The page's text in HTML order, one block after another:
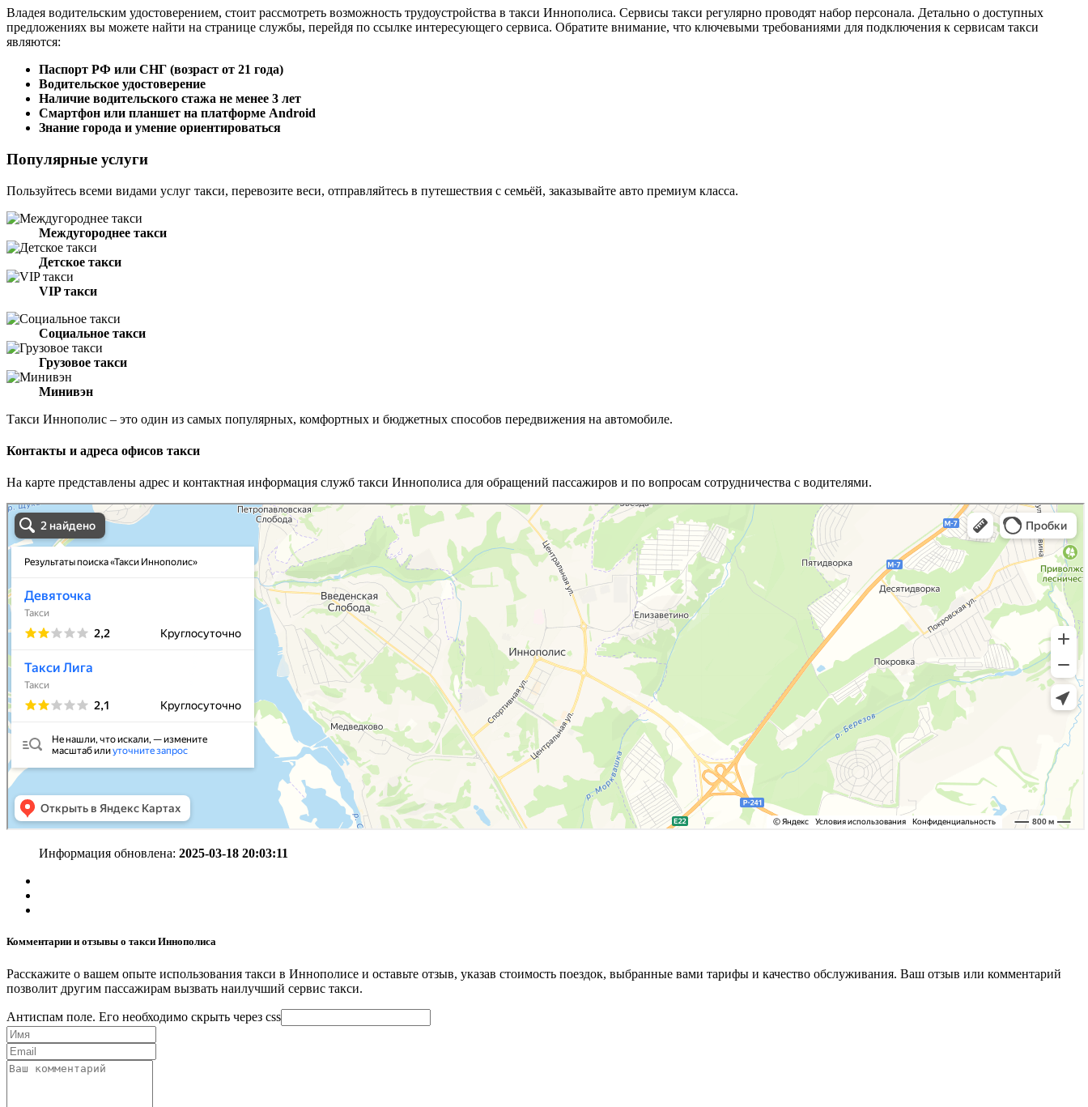
Владея водительским удостоверением, стоит рассмотреть возможность трудоустройства в такси Иннополиса. Сервисы такси регулярно проводят набор персонала. Детально о доступных
предложениях вы можете найти на странице службы, перейдя по ссылке интересующего сервиса. Обратите внимание, что ключевыми требованиями для подключения к сервисам такси
являются:
Паспорт РФ или СНГ (возраст от 21 года)
Водительское удостоверение
Наличие водительского стажа не менее 3 лет
Смартфон или планшет на платформе Android
Знание города и умение ориентироваться
Популярные услуги
Пользуйтесь всеми видами услуг такси, перевозите веси, отправляйтесь в путешествия с семьёй, заказывайте авто премиум класса.
Междугороднее такси
Детское такси
VIP такси
Социальное такси
Грузовое такси
Минивэн
Такси Иннополис – это один из самых популярных, комфортных и бюджетных способов передвижения на автомобиле.
Контакты и адреса офисов такси
На карте представлены адрес и контактная информация служб такси Иннополиса для обращений пассажиров и по вопросам сотрудничества с водителями.
Информация обновлена: 2025-03-18 20:03:11
Комментарии и отзывы о такси Иннополиса
Расскажите о вашем опыте использования такси в Иннополисе и оставьте отзыв, указав стоимость поездок, выбранные вами тарифы и качество обслуживания. Ваш отзыв или комментарий
позволит другим пассажирам вызвать наилучший сервис такси.
Антиспам поле. Его необходимо скрыть через css